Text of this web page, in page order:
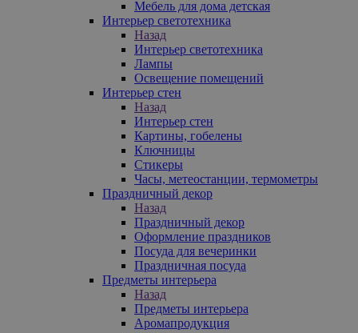
Мебель для дома детская
Интерьер светотехника
Назад
Интерьер светотехника
Лампы
Освещение помещений
Интерьер стен
Назад
Интерьер стен
Картины, гобелены
Ключницы
Стикеры
Часы, метеостанции, термометры
Праздничный декор
Назад
Праздничный декор
Оформление праздников
Посуда для вечеринки
Праздничная посуда
Предметы интерьера
Назад
Предметы интерьера
Аромапродукция